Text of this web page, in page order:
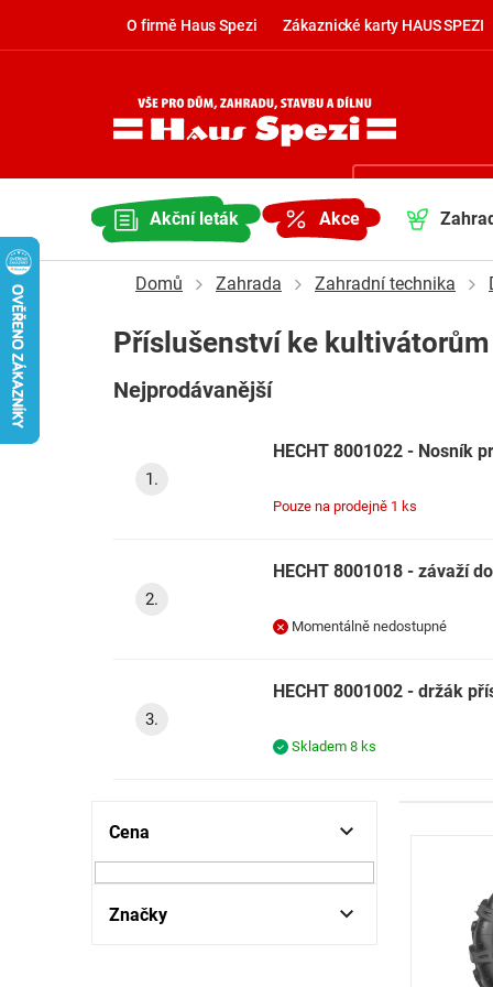
O firmě Haus Spezi Zákaznické karty HAUS SPEZI
undefined
Akční leták Akce
Domů Zahrada Zahradní technika
Příslušenství ke kultivátorům
Nejprodávanější
HECHT 8001022 - Nosník
Pouze na prodejně 1 ks
HECHT 8001018 - závaží
Momentálně nedostupné
HECHT 8001002 - držák
Skladem 8 ks
s
t
Cena
Značky